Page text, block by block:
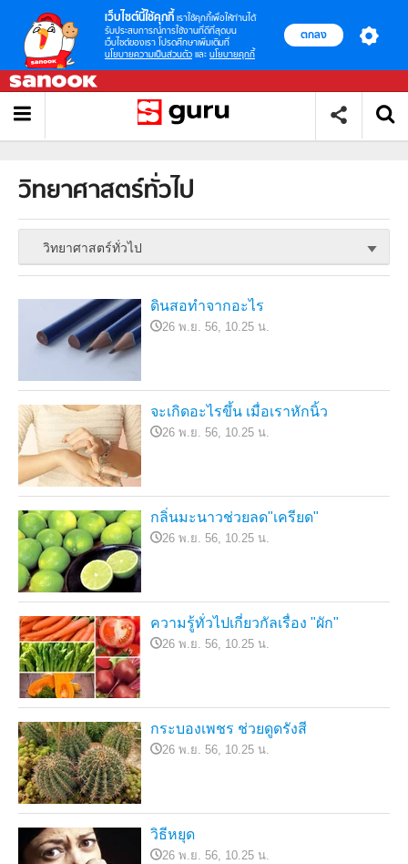
เว็บไซต์นี้ใช้คุกกี้ เราใช้คุกกี้เพื่อให้ท่านได้
รับประสบการณ์การใช้งานที่ดีที่สุดบน
เว็บไซต์ของเรา โปรดศึกษาเพิ่มเติมที่
นโยบายความเป็นส่วนตัว และ นโยบายคุกกี้
ตกลง
วิทยาศาสตร์ทั่วไป
วิทยาศาสตร์ทั่วไป
ดินสอทำจากอะไร
26 พ.ย. 56, 10.25 น.
จะเกิดอะไรขึ้น เมื่อเราหักนิ้ว
26 พ.ย. 56, 10.25 น.
กลิ่นมะนาวช่วยลด"เครียด"
26 พ.ย. 56, 10.25 น.
ความรู้ทั่วไปเกี่ยวกัลเรื่อง "ผัก"
26 พ.ย. 56, 10.25 น.
กระบองเพชร ช่วยดูดรังสี
26 พ.ย. 56, 10.25 น.
วิธีหยุด
26 พ.ย. 56, 10.25 น.